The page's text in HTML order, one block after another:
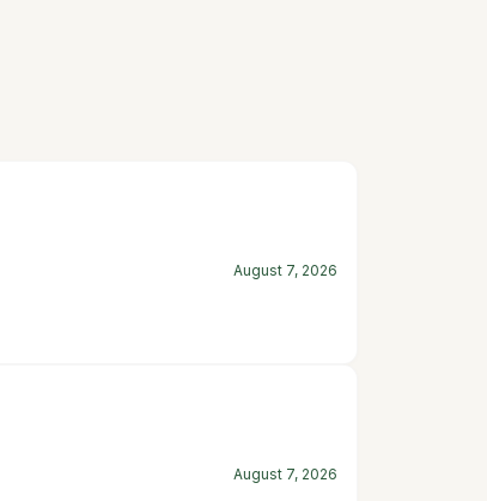
August 7, 2026
August 7, 2026